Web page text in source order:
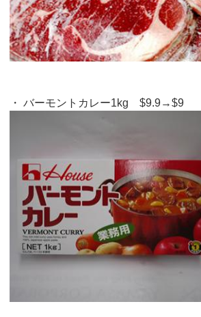
・ バーモントカレー1kg $9.9→$9